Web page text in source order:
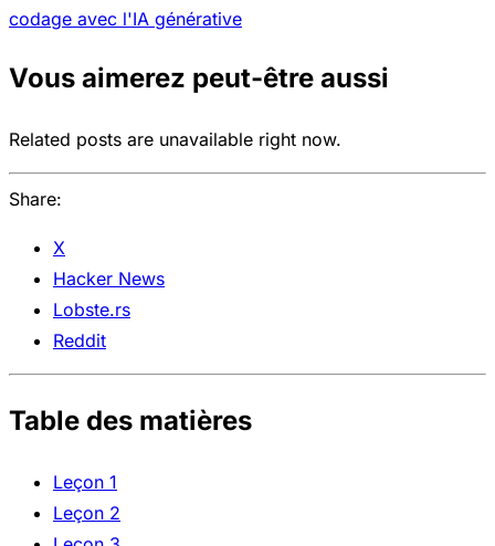
codage avec l'IA générative
Vous aimerez peut-être aussi
Related posts are unavailable right now.
Share:
X
Hacker News
Lobste.rs
Reddit
Table des matières
Leçon 1
Leçon 2